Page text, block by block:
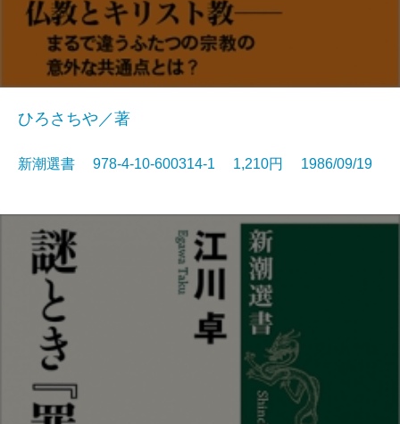
ひろさちや／著
新潮選書 978-4-10-600314-1 1,210円 1986/09/19